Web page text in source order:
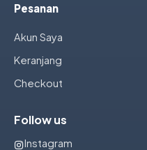
Pesanan
Akun Saya
Keranjang
Checkout
Follow us
Instagram